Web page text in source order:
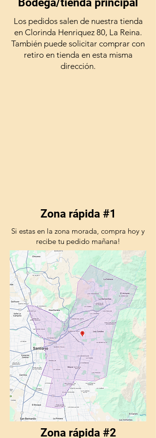
Los pedidos salen de nuestra tienda
en Clorinda Henriquez 80, La Reina.
También puede solicitar comprar con
retiro en tienda en esta misma
dirección.
Zona rápida #1
Si estas en la zona morada, compra hoy y
recibe tu pedido mañana!
Zona rápida #2